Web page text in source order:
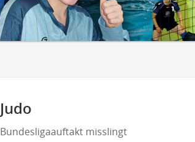
Judo
Bundesligaauftakt misslingt